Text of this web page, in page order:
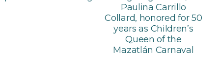
Paulina Carrillo
Collard, honored for 50
years as Children’s
Queen of the
Mazatlán Carnaval